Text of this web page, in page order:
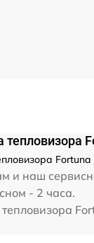
тепловизора
и наш
- 2 часа.